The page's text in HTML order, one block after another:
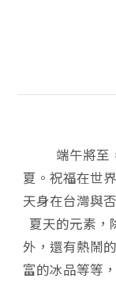
端午將至，
夏。祝福在世
天身在台灣與
夏天的元素，
外，還有熱鬧
富的冰品等等